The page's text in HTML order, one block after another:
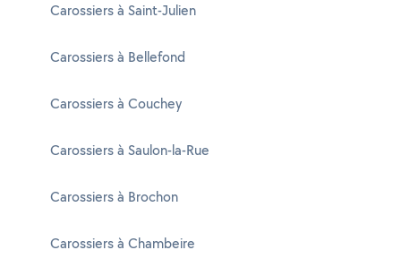
Carossiers à Saint-Julien
Carossiers à Bellefond
Carossiers à Couchey
Carossiers à Saulon-la-Rue
Carossiers à Brochon
Carossiers à Chambeire